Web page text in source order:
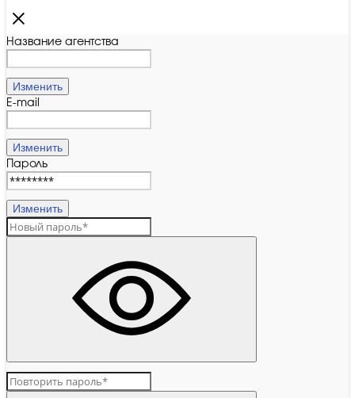
Название агентства
Изменить
E-mail
Изменить
Пароль
Изменить